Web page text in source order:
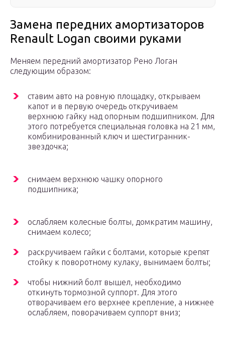
Замена передних амортизаторов
Renault Logan своими руками
Меняем передний амортизатор Рено Логан
следующим образом:
ставим авто на ровную площадку, открываем
капот и в первую очередь откручиваем
верхнюю гайку над опорным подшипником. Для
этого потребуется специальная головка на 21 мм,
комбинированный ключ и шестигранник-
звездочка;
снимаем верхнюю чашку опорного
подшипника;
ослабляем колесные болты, домкратим машину,
снимаем колесо;
раскручиваем гайки с болтами, которые крепят
стойку к поворотному кулаку, вынимаем болты;
чтобы нижний болт вышел, необходимо
откинуть тормозной суппорт. Для этого
отворачиваем его верхнее крепление, а нижнее
ослабляем, поворачиваем суппорт вниз;